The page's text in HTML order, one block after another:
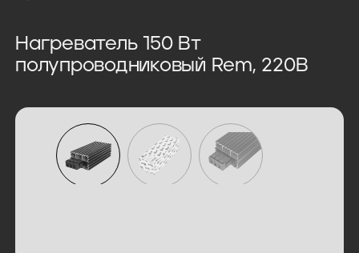
Нагреватель 150 Вт
полупроводниковый Rem, 220В